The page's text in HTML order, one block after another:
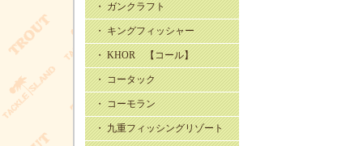
・ ガンクラフト
・ キングフィッシャー
・ KHOR 【コール】
・ コータック
・ コーモラン
・ 九重フィッシングリゾート